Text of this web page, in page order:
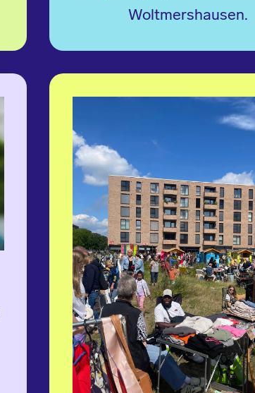
Woltmershausen.